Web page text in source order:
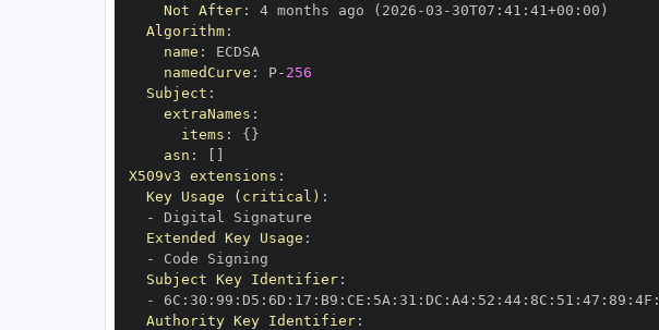
Not After: 4 months ago (2026 -03 - 30T07 : 41 : 41+00 :
Algorithm:
name :
namedCurve : P- 256
Subject :
extraNames :
items : { }
asn :
X509v3 extensions :
Key Usage (critical) :
-
Extended Key Usage :
-
Subject Key Identifier:
-
6C : 30 : 99 : D5 : 6D : 17 : B9 : CE : 5A : 31 : DC : A4: 52 : 44: 8C : 51 : 47 : 89 : 4F :
Authority Key Identifier: